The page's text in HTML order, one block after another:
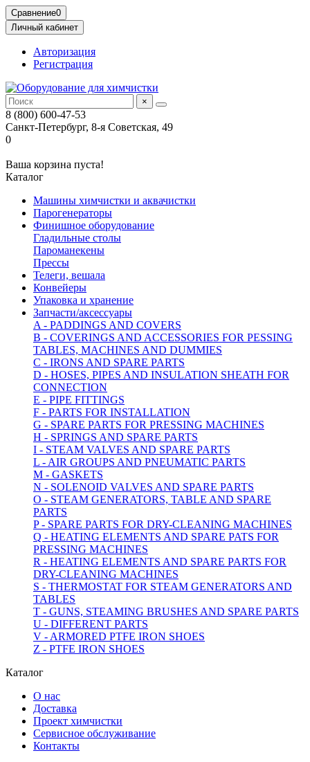
Сравнение0
Личный кабинет
Авторизация
Регистрация
×
8 (800) 600-47-53
Санкт-Петербург, 8-я Советская, 49
0
Ваша корзина пуста!
Каталог
Машины химчистки и аквачистки
Парогенераторы
Финишное оборудование
Гладильные столы
Пароманекены
Прессы
Телеги, вешала
Конвейеры
Упаковка и хранение
Запчасти/аксессуары
A - PADDINGS AND COVERS
B - COVERINGS AND ACCESSORIES FOR PESSING
TABLES, MACHINES AND DUMMIES
C - IRONS AND SPARE PARTS
D - HOSES, PIPES AND INSULATION SHEATH FOR
CONNECTION
E - PIPE FITTINGS
F - PARTS FOR INSTALLATION
G - SPARE PARTS FOR PRESSING MACHINES
H - SPRINGS AND SPARE PARTS
I - STEAM VALVES AND SPARE PARTS
L - AIR GROUPS AND PNEUMATIC PARTS
M - GASKETS
N - SOLENOID VALVES AND SPARE PARTS
O - STEAM GENERATORS, TABLE AND SPARE
PARTS
P - SPARE PARTS FOR DRY-CLEANING MACHINES
Q - HEATING ELEMENTS AND SPARE PATS FOR
PRESSING MACHINES
R - HEATING ELEMENTS AND SPARE PARTS FOR
DRY-CLEANING MACHINES
S - THERMOSTAT FOR STEAM GENERATORS AND
TABLES
T - GUNS, STEAMING BRUSHES AND SPARE PARTS
U - DIFFERENT PARTS
V - ARMORED PTFE IRON SHOES
Z - PTFE IRON SHOES
Каталог
О нас
Доставка
Проект химчистки
Сервисное обслуживание
Контакты